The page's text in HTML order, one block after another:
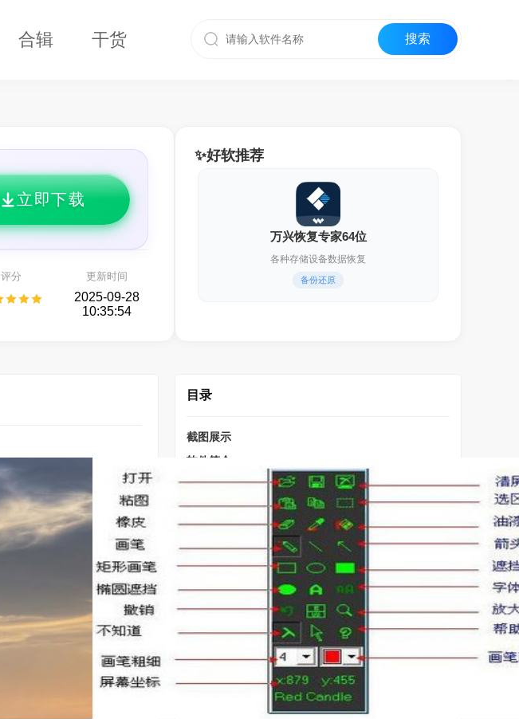
合辑 干货
立即下载
评分 更新时间
2025-09-28
10:35:54
✨好软推荐
迅雷17
通用下载器
万兴恢复专家64位
各种存储设备数据恢复
备份还原
目录
截图展示
软件简介
安装步骤
相关软件
精品推荐
DClaw 益盟操盘手